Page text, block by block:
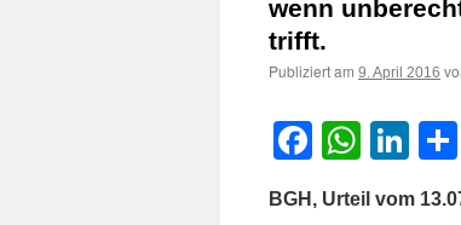
wenn
trifft.
Publiziert am 9. April 2016
Facebook
BGH, Urteil vom